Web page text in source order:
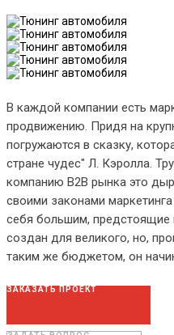
В каждой компании есть
продвижению. Придя на
погружаются в сказку,
стране чудес" Л. Кэролла.
компанию В2В рынка это
своими законами
себя большим, предстоящие
создан для великого, но,
таким же бюджетом, он
ЗАКАЗАТЬ ПРОЕКТ